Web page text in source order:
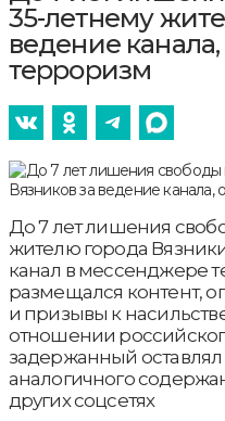
35-летнему
ведение
терроризм
До 7 лет лишения
жителю города
канал в мессенджере
размещался контент,
и призывы к
отношении
задержанный
аналогичного
других соцсетях